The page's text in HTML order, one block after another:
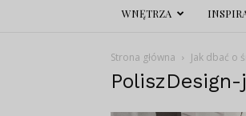
WNĘTRZA
Strona główna Jak dbać o